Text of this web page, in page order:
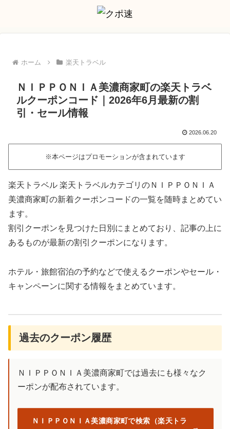
ホーム 楽天トラベル
ＮＩＰＰＯＮＩＡ美濃商家町の楽天トラベ
ルクーポンコード｜2026年6月最新の割
引・セール情報
2026.06.20
※本ページはプロモーションが含まれています
楽天トラベル 楽天トラベルカテゴリのＮＩＰＰＯＮＩＡ
美濃商家町の新着クーポンコードの一覧を随時まとめてい
ます。
割引クーポンを見つけた日別にまとめており、記事の上に
あるものが最新の割引クーポンになります。
ホテル・旅館宿泊の予約などで使えるクーポンやセール・
キャンペーンに関する情報をまとめています。
過去のクーポン履歴
ＮＩＰＰＯＮＩＡ美濃商家町では過去にも様々なク
ーポンが配布されています。
ＮＩＰＰＯＮＩＡ美濃商家町で検索（楽天トラ